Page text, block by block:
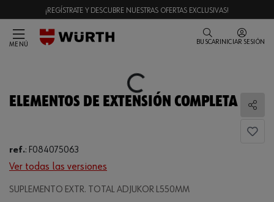
¡REGÍSTRATE Y DESCUBRE NUESTRAS OFERTAS EXCLUSIVAS!
MENÚ BUSCAR INICIAR SESIÓN
Loading...
ELEMENTOS DE EXTENSIÓN COMPLETA
ref.: F084075063
Ver todas las versiones
SUPLEMENTO EXTR. TOTAL ADJUKOR L550MM